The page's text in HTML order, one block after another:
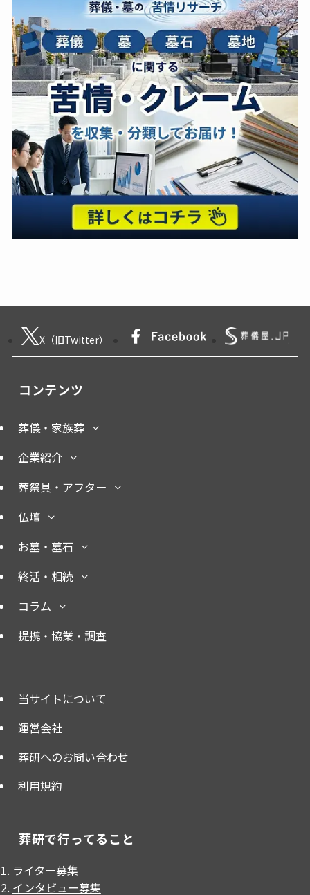
X（旧Twitter）
コンテンツ
葬儀・家族葬
企業紹介
葬祭具・アフター
仏壇
お墓・墓石
終活・相続
コラム
提携・協業・調査
当サイトについて
運営会社
葬研へのお問い合わせ
利用規約
葬研で行ってること
ライター募集
インタビュー募集